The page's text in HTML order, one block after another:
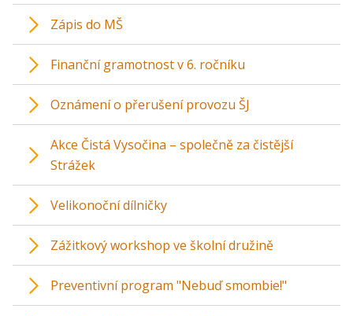
Zápis do MŠ
Finanční gramotnost v 6. ročníku
Oznámení o přerušení provozu ŠJ
Akce Čistá Vysočina – společně za čistější
Strážek
Velikonoční dílničky
Zážitkový workshop ve školní družině
Preventivní program "Nebuď smombie!"